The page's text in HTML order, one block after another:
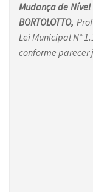
Mudança de Nível
BORTOLOTTO,
Lei Municipal N°
conforme parecer
Monte